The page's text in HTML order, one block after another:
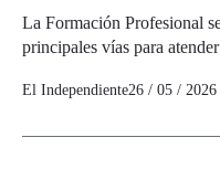
La Formación Profesional
principales vías para
El Independiente26 / 05 / 2026